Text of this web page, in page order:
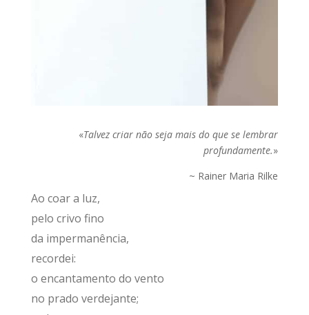
«Talvez criar não seja mais do que se lembrar
profundamente.»
~ Rainer Maria Rilke
Ao coar a luz,
pelo crivo fino
da impermanência,
recordei:
o encantamento do vento
no prado verdejante;